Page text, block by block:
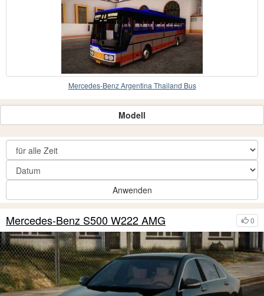
Mercedes-Benz Argentina Thailand Bus
Modell
Anwenden
0
Mercedes-Benz S500 W222 AMG